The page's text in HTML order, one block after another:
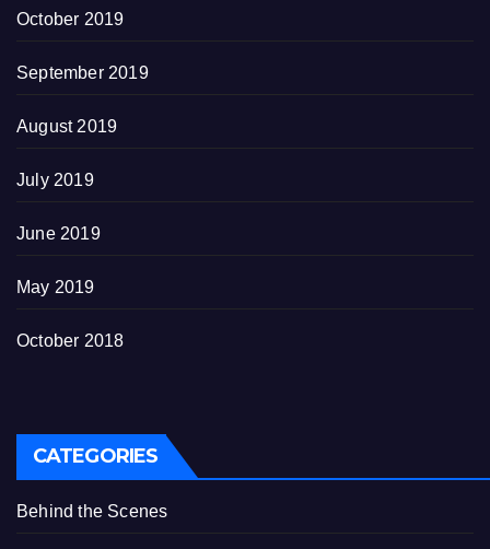
October 2019
September 2019
August 2019
July 2019
June 2019
May 2019
October 2018
CATEGORIES
Behind the Scenes